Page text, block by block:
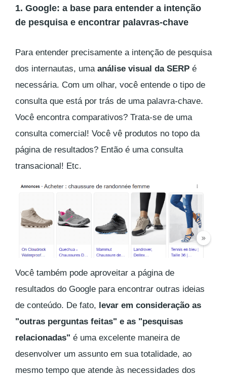
1. Google: a base para entender a intenção
de pesquisa e encontrar palavras-chave
Para entender precisamente a intenção de pesquisa
dos internautas, uma análise visual da SERP é
necessária. Com um olhar, você entende o tipo de
consulta que está por trás de uma palavra-chave.
Você encontra comparativos? Trata-se de uma
consulta comercial! Você vê produtos no topo da
página de resultados? Então é uma consulta
transacional! Etc.
Você também pode aproveitar a página de
resultados do Google para encontrar outras ideias
de conteúdo. De fato, levar em consideração as
"outras perguntas feitas" e as "pesquisas
relacionadas" é uma excelente maneira de
desenvolver um assunto em sua totalidade, ao
mesmo tempo que atende às necessidades dos